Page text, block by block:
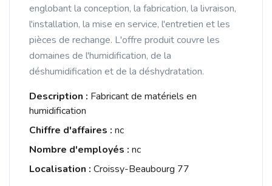
englobant la conception, la fabrication, la livraison,
l'installation, la mise en service, l'entretien et les
pièces de rechange. L'offre produit couvre les
domaines de l'humidification, de la
déshumidification et de la déshydratation.
Description : Fabricant de matériels en
humidification
Chiffre d'affaires : nc
Nombre d'employés : nc
Localisation : Croissy-Beaubourg 77